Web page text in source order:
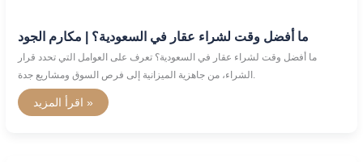
ما أفضل وقت لشراء عقار في السعودية؟ | مكارم الجود
ما أفضل وقت لشراء عقار في السعودية؟ تعرف على العوامل التي تحدد قرار
الشراء، من جاهزية الميزانية إلى فرص السوق ومشاريع جدة.
في
السعودية؟
|
مكارم
الجود
اقرأ المزيد »